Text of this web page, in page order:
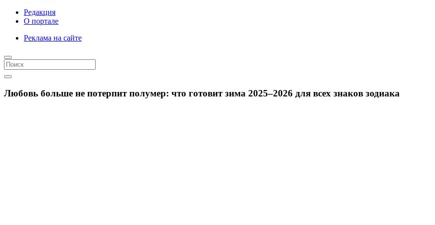
Редакция
О портале
Реклама на сайте
Любовь больше не потерпит полумер: что готовит зима 2025–2026 для всех знаков зодиака